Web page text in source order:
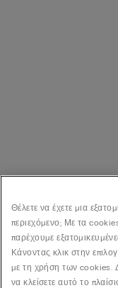
Θέλετε να έχετε μια
περιεχόμενο; Με τα
παρέχουμε
Κάνοντας κλικ στην
με τη χρήση των cookies.
να κλείσετε αυτό το